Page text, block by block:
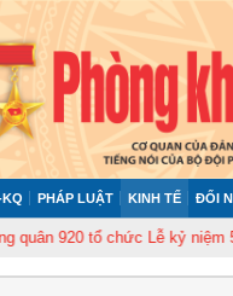
PHÁP LUẬT KINH TẾ ĐỐI
920 tổ chức Lễ kỷ niệm 50